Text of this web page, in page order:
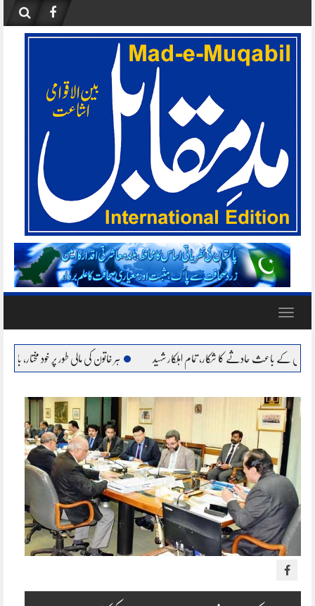
content
Toggle
کا شکار، تمام اہلکار شہید ہر خاتون کی مالی طور پر خود مختار، بااحتیار بنانا ہمارا عزم :